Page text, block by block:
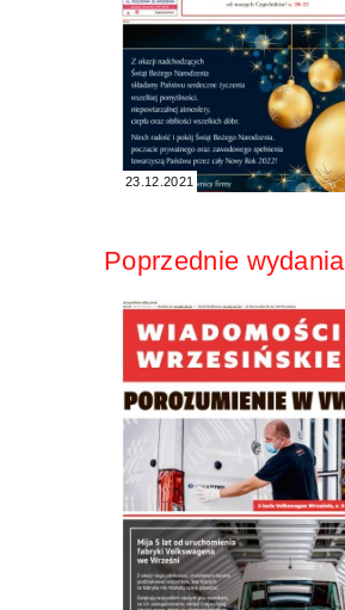
23.12.2021
Poprzednie wydania